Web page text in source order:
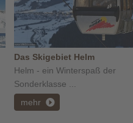
Das Skigebiet Helm
Helm - ein Winterspaß der
Sonderklasse ...
mehr